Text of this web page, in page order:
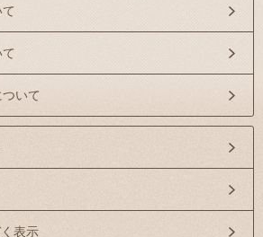
いて
表示